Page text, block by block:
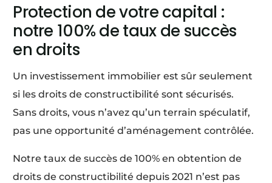
Protection de votre capital :
notre 100% de taux de succès
en droits
Un investissement immobilier est sûr seulement
si les droits de constructibilité sont sécurisés.
Sans droits, vous n’avez qu’un terrain spéculatif,
pas une opportunité d’aménagement contrôlée.
Notre taux de succès de 100% en obtention de
droits de constructibilité depuis 2021 n’est pas